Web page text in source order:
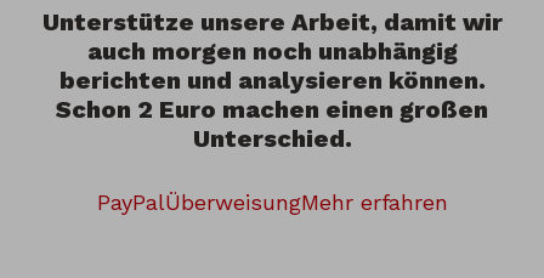
Unterstütze unsere Arbeit, damit wir
auch morgen noch unabhängig
berichten und analysieren können.
Schon 2 Euro machen einen großen
Unterschied.
PayPalÜberweisungMehr erfahren